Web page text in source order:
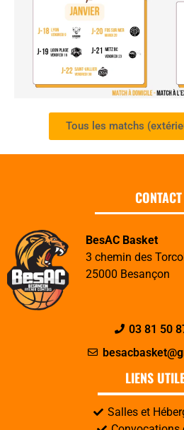
Tous les matchs
CONTACT
BesAC Basket
3 chemin des
25000 Besançon
03 81 50
LIENS
Salles et